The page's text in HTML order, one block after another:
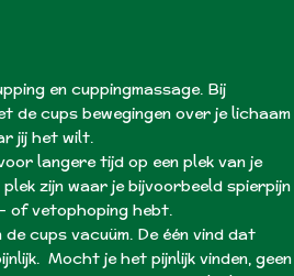
en cuppingmassage. Bij
de cups bewegingen over je lichaam
jij het wilt.
langere tijd op een plek van je
zijn waar je bijvoorbeeld spierpijn
of vetophoping hebt.
cups vacuüm. De één vind dat
Mocht je het pijnlijk vinden, geen